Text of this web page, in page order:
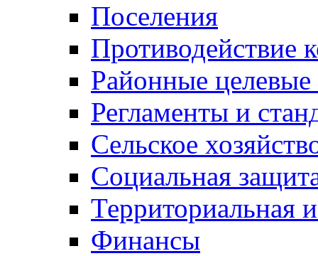
Поселения
Противодействие
Районные
Регламенты и
Сельское
Социальная
Территориальная
Финансы